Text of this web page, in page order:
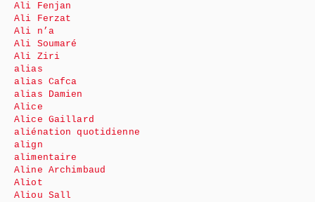
Ali Fenjan
Ali Ferzat
Ali n’a
Ali Soumaré
Ali Ziri
alias
alias Cafca
alias Damien
Alice
Alice Gaillard
aliénation quotidienne
align
alimentaire
Aline Archimbaud
Aliot
Aliou Sall